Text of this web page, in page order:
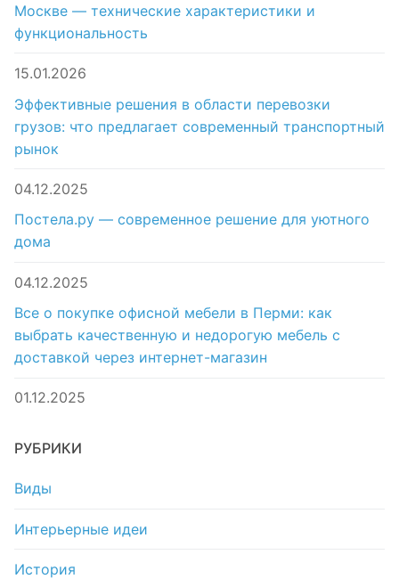
Москве — технические характеристики и
функциональность
15.01.2026
Эффективные решения в области перевозки
грузов: что предлагает современный транспортный
рынок
04.12.2025
Постела.ру — современное решение для уютного
дома
04.12.2025
Все о покупке офисной мебели в Перми: как
выбрать качественную и недорогую мебель с
доставкой через интернет-магазин
01.12.2025
РУБРИКИ
Виды
Интерьерные идеи
История